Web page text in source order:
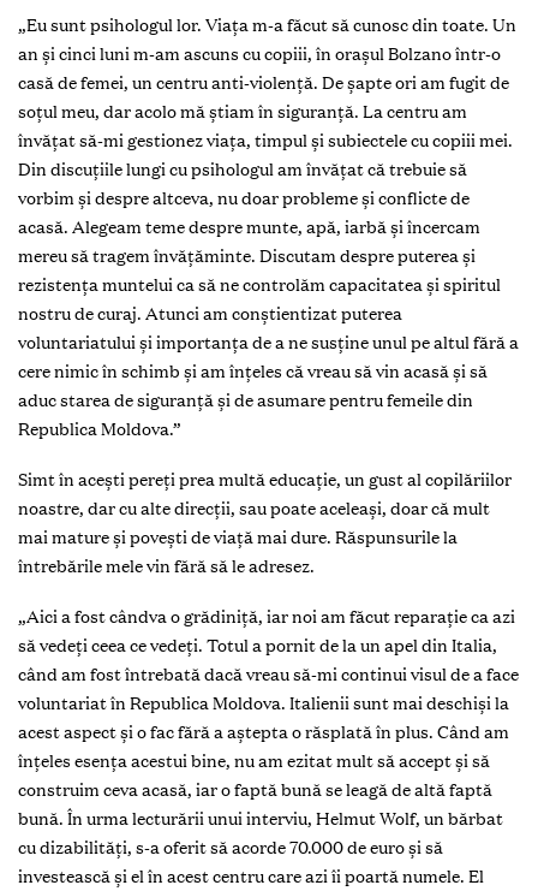
„Eu sunt psihologul lor. Viața m-a făcut să cunosc din toate. Un
an și cinci luni m-am ascuns cu copiii, în orașul Bolzano într-o
casă de femei, un centru anti-violență. De șapte ori am fugit de
soțul meu, dar acolo mă știam în siguranță. La centru am
învățat să-mi gestionez viața, timpul și subiectele cu copiii mei.
Din discuțiile lungi cu psihologul am învățat că trebuie să
vorbim și despre altceva, nu doar probleme și conflicte de
acasă. Alegeam teme despre munte, apă, iarbă și încercam
mereu să tragem învățăminte. Discutam despre puterea și
rezistența muntelui ca să ne controlăm capacitatea și spiritul
nostru de curaj. Atunci am conștientizat puterea
voluntariatului și importanța de a ne susține unul pe altul fără a
cere nimic în schimb și am înțeles că vreau să vin acasă și să
aduc starea de siguranță și de asumare pentru femeile din
Republica Moldova.”
Simt în acești pereți prea multă educație, un gust al copilăriilor
noastre, dar cu alte direcții, sau poate aceleași, doar că mult
mai mature și povești de viață mai dure. Răspunsurile la
întrebările mele vin fără să le adresez.
„Aici a fost cândva o grădiniță, iar noi am făcut reparație ca azi
să vedeți ceea ce vedeți. Totul a pornit de la un apel din Italia,
când am fost întrebată dacă vreau să-mi continui visul de a face
voluntariat în Republica Moldova. Italienii sunt mai deschiși la
acest aspect și o fac fără a aștepta o răsplată în plus. Când am
înțeles esența acestui bine, nu am ezitat mult să accept și să
construim ceva acasă, iar o faptă bună se leagă de altă faptă
bună. În urma lecturării unui interviu, Helmut Wolf, un bărbat
cu dizabilități, s-a oferit să acorde 70.000 de euro și să
investească și el în acest centru care azi îi poartă numele. El